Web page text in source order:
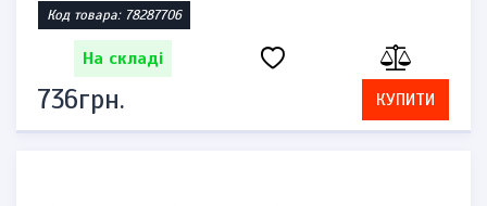
Код товара: 78287706
На складі
736грн. КУПИТИ